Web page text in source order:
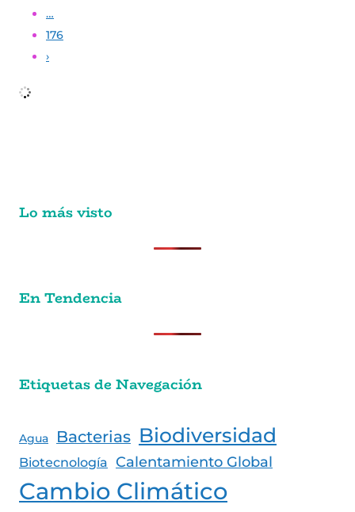
…
176
›
Lo más visto
En Tendencia
Etiquetas de Navegación
Agua Bacterias Biodiversidad
Biotecnología Calentamiento Global
Cambio Climático